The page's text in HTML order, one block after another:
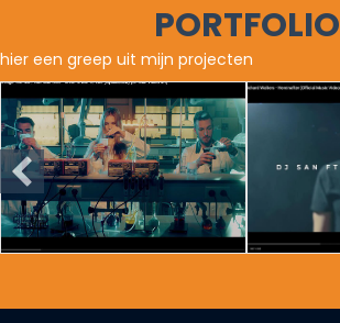
PORTFOLIO
hier een greep uit mijn projecten